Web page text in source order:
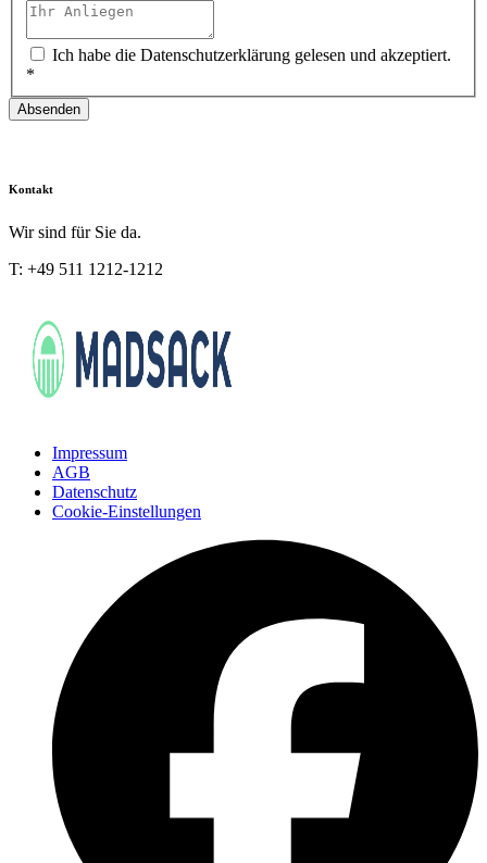
Ich habe die Datenschutzerklärung gelesen und akzeptiert.
*
Absenden
Kontakt
Wir sind für Sie da.
T: +49 511 1212-1212
Impressum
AGB
Datenschutz
Cookie-Einstellungen